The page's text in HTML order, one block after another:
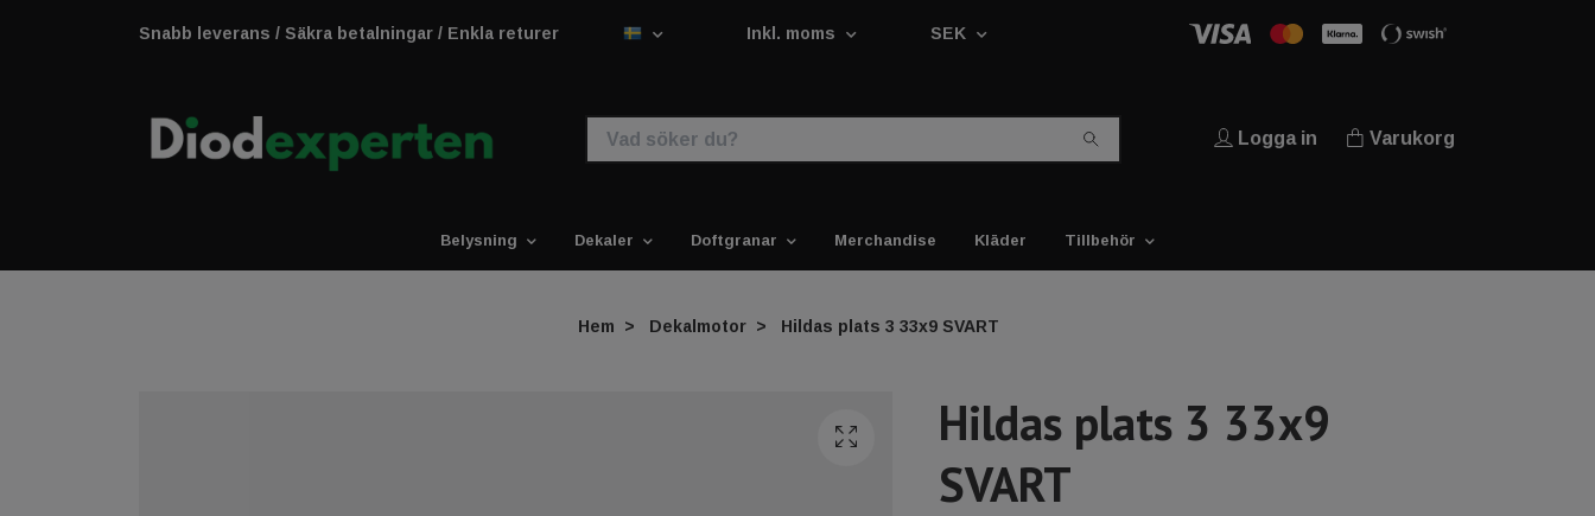
Snabb leverans / Säkra betalningar / Enkla returer Inkl. moms SEK
Logga in Varukorg
Belysning Dekaler Doftgranar Merchandise Kläder Tillbehör
Hem Dekalmotor Hildas plats 3 33x9 SVART
Hildas plats 3 33x9
SVART